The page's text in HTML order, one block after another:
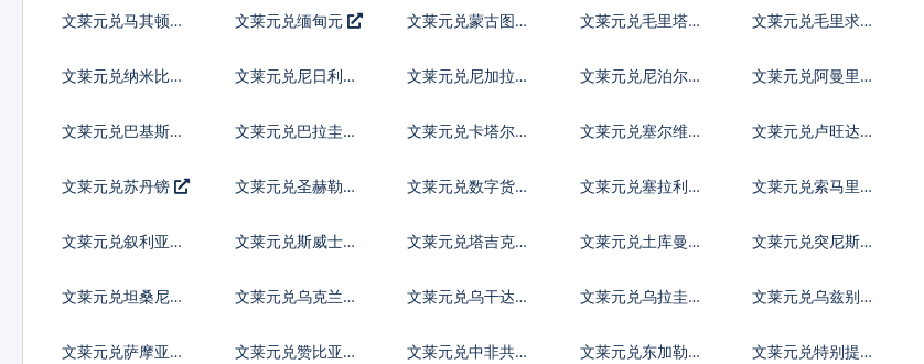
文莱元兑马其顿第
文莱元兑缅甸元
文莱元兑蒙古图格
文莱元兑毛里塔尼
文莱元兑毛里求斯
文莱元兑纳米比亚
文莱元兑尼日利亚
文莱元兑尼加拉瓜
文莱元兑尼泊尔卢
文莱元兑阿曼里亚
文莱元兑巴基斯坦
文莱元兑巴拉圭瓜
文莱元兑卡塔尔里
文莱元兑塞尔维亚
文莱元兑卢旺达法
文莱元兑苏丹镑
文莱元兑圣赫勒拿
文莱元兑数字货币 文莱元兑塞拉利昂
文莱元兑索马里先
文莱元兑叙利亚镑
文莱元兑斯威士兰
文莱元兑塔吉克斯
文莱元兑土库曼斯
文莱元兑突尼斯第
文莱元兑坦桑尼亚
文莱元兑乌克兰格
文莱元兑乌干达先
文莱元兑乌拉圭比
文莱元兑乌兹别克
文莱元兑萨摩亚塔 文莱元兑赞比亚克 文莱元兑中非共同 文莱元兑东加勒比 文莱元兑特别提款